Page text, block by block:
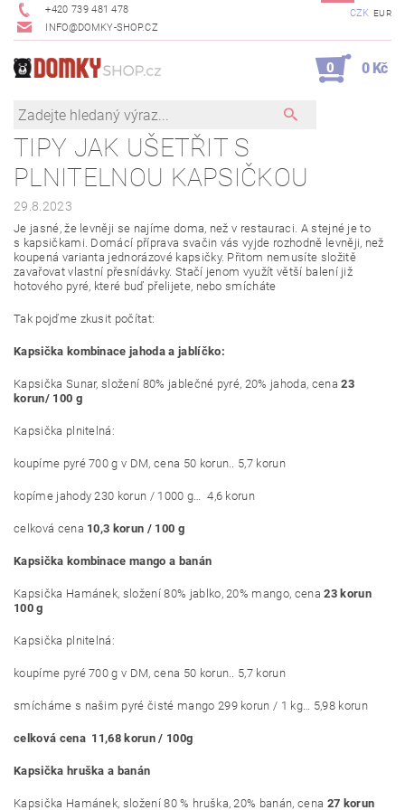
+420 739 481 478
INFO@DOMKY-SHOP.CZ
CZK EUR
0 0 Kč
TIPY JAK UŠETŘIT S
PLNITELNOU KAPSIČKOU
29.8.2023
Je jasné, že levněji se najíme doma, než v restauraci. A stejné je to
s kapsičkami. Domácí příprava svačin vás vyjde rozhodně levněji, než
koupená varianta jednorázové kapsičky. Přitom nemusíte složitě
zavařovat vlastní přesnídávky. Stačí jenom využít větší balení již
hotového pyré, které buď přelijete, nebo smícháte
Tak pojďme zkusit počítat:
Kapsička kombinace jahoda a jablíčko:
Kapsička Sunar, složení 80% jablečné pyré, 20% jahoda, cena23
korun/ 100 g
Kapsička plnitelná:
koupíme pyré 700 g v DM, cena 50 korun.. 5,7 korun
kopíme jahody 230 korun / 1000 g… 4,6 korun
celková cena 10,3 korun / 100 g
Kapsička kombinace mango a banán
Kapsička Hamánek, složení 80% jablko, 20% mango, cena23 korun
100 g
Kapsička plnitelná:
koupíme pyré 700 g v DM, cena 50 korun.. 5,7 korun
smícháme s našim pyré čisté mango 299 korun / 1 kg… 5,98 korun
celková cena 11,68 korun / 100g
Kapsička hruška a banán
Kapsička Hamánek, složení 80 % hruška, 20% banán, cena 27 korun